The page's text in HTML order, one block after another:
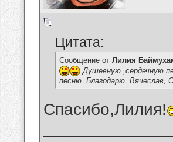
Цитата:
Сообщение от Лилия
Душевную ,сердечную
песню. Благодарю. Вячеслав,
Спасибо,Лилия!